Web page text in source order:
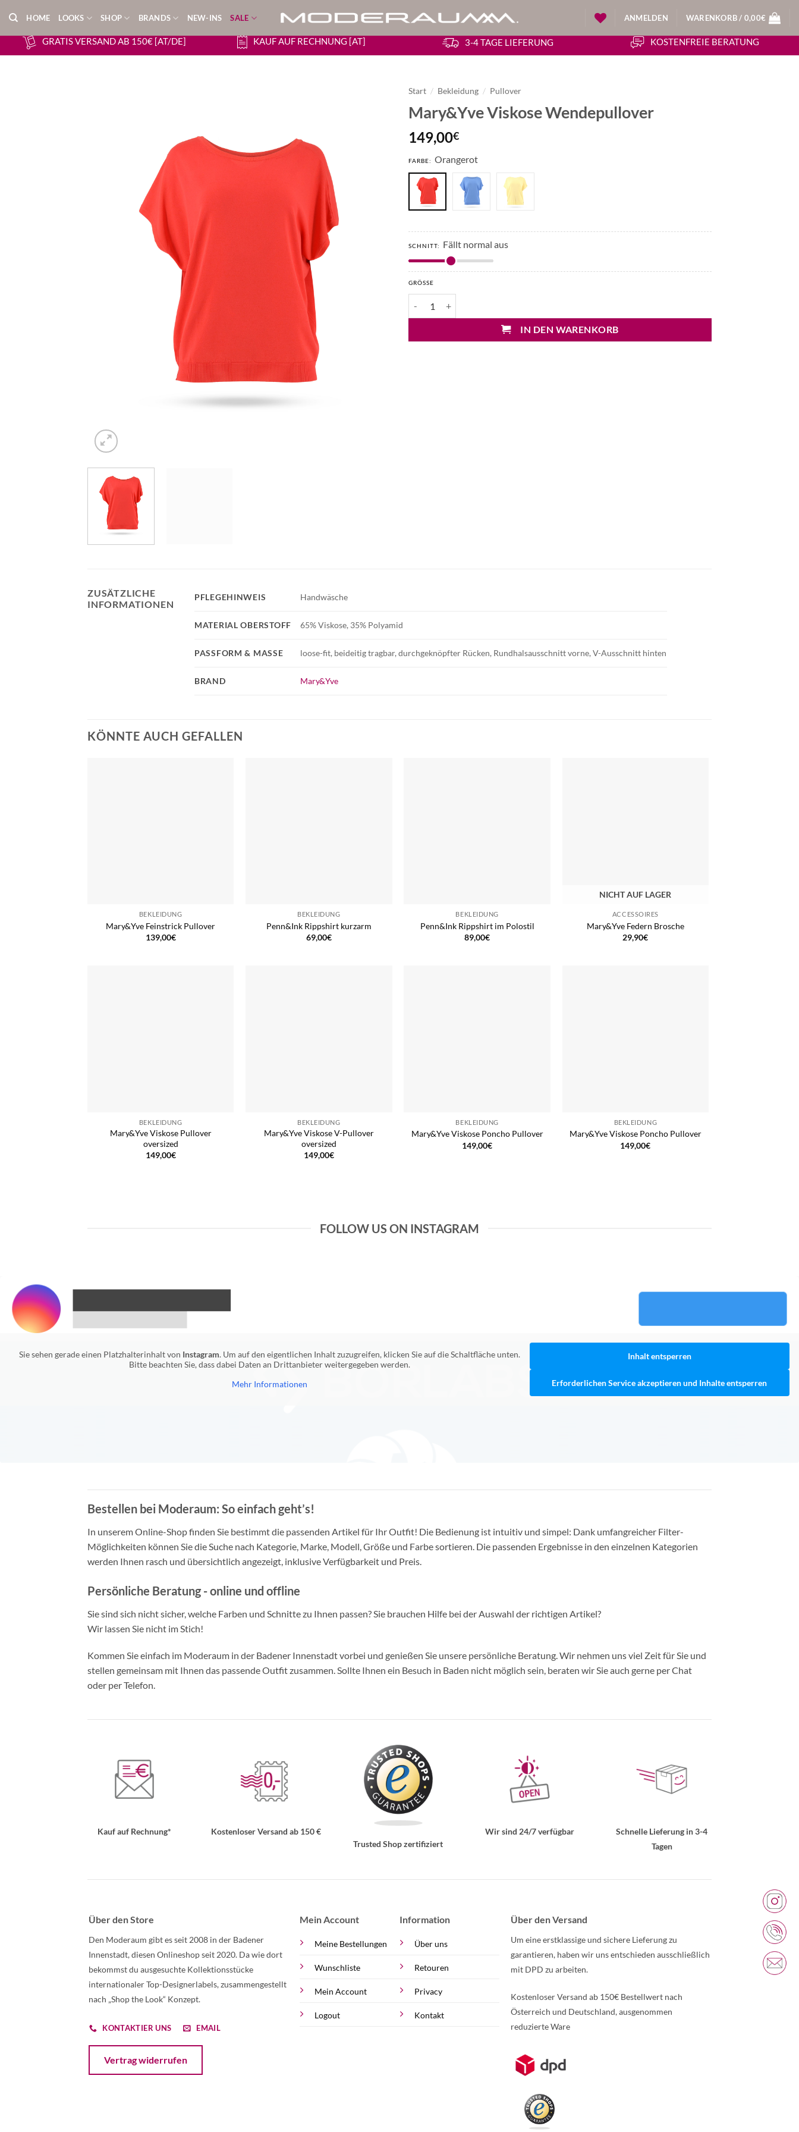
Inhalt
springen
HOME LOOKS SHOP BRANDS NEW-INS SALE ANMELDEN WARENKORB / 0,00€
GRATIS VERSAND AB 150€ [AT/DE] KAUF AUF RECHNUNG [AT] 3-4 TAGE LIEFERUNG KOSTENFREIE BERATUNG
Start / Bekleidung / Pullover
Mary&Yve Viskose Wendepullover
149,00€
FARBE: Orangerot
SCHNITT: Fällt normal aus
GRÖSSE
IN DEN WARENKORB
ZUSÄTZLICHE
INFORMATIONEN
BRAND Mary&Yve
PFLEGEHINWEIS Handwäsche
MATERIAL OBERSTOFF 65% Viskose, 35% Polyamid
PASSFORM & MASSE loose-fit, beideitig tragbar, durchgeknöpfter Rücken, Rundhalsausschnitt vorne, V-Ausschnitt hinten
KÖNNTE AUCH GEFALLEN
BEKLEIDUNG
Mary&Yve Feinstrick Pullover
139,00€
BEKLEIDUNG
Penn&Ink Rippshirt kurzarm
69,00€
BEKLEIDUNG
Penn&Ink Rippshirt im Polostil
89,00€
NICHT AUF LAGER
ACCESSOIRES
Mary&Yve Federn Brosche
29,90€
BEKLEIDUNG
Mary&Yve Viskose Pullover
oversized
149,00€
BEKLEIDUNG
Mary&Yve Viskose V-Pullover
oversized
149,00€
BEKLEIDUNG
Mary&Yve Viskose Poncho Pullover
149,00€
BEKLEIDUNG
Mary&Yve Viskose Poncho Pullover
149,00€
FOLLOW US ON INSTAGRAM
Sie sehen gerade einen Platzhalterinhalt von Instagram. Um auf den eigentlichen Inhalt zuzugreifen, klicken Sie auf die Schaltfläche unten.
Bitte beachten Sie, dass dabei Daten an Drittanbieter weitergegeben werden.
Mehr Informationen
Inhalt entsperren
Erforderlichen Service akzeptieren und Inhalte entsperren
Bestellen bei Moderaum: So einfach geht’s!
In unserem Online-Shop finden Sie bestimmt die passenden Artikel für Ihr Outfit! Die Bedienung ist intuitiv und simpel: Dank umfangreicher Filter-
Möglichkeiten können Sie die Suche nach Kategorie, Marke, Modell, Größe und Farbe sortieren. Die passenden Ergebnisse in den einzelnen Kategorien
werden Ihnen rasch und übersichtlich angezeigt, inklusive Verfügbarkeit und Preis.
Persönliche Beratung - online und offline
Sie sind sich nicht sicher, welche Farben und Schnitte zu Ihnen passen? Sie brauchen Hilfe bei der Auswahl der richtigen Artikel?
Wir lassen Sie nicht im Stich!
Kommen Sie einfach im Moderaum in der Badener Innenstadt vorbei und genießen Sie unsere persönliche Beratung. Wir nehmen uns viel Zeit für Sie und
stellen gemeinsam mit Ihnen das passende Outfit zusammen. Sollte Ihnen ein Besuch in Baden nicht möglich sein, beraten wir Sie auch gerne per Chat
oder per Telefon.
Kauf auf Rechnung*
Kostenloser Versand ab 150 €
Trusted Shop zertifiziert
Wir sind 24/7 verfügbar
Schnelle Lieferung in 3-4
Tagen
Über den Store
Den Moderaum gibt es seit 2008 in der Badener
Innenstadt, diesen Onlineshop seit 2020. Da wie dort
bekommst du ausgesuchte Kollektionsstücke
internationaler Top-Designerlabels, zusammengestellt
nach „Shop the Look“ Konzept.
KONTAKTIER UNS EMAIL
Vertrag widerrufen
Mein Account
Meine Bestellungen
Wunschliste
Mein Account
Logout
Information
Über uns
Retouren
Privacy
Kontakt
Über den Versand
Um eine erstklassige und sichere Lieferung zu
garantieren, haben wir uns entschieden ausschließlich
mit DPD zu arbeiten.
Kostenloser Versand ab 150€ Bestellwert nach
Österreich und Deutschland, ausgenommen
reduzierte Ware
Weitere Informationen über den gesperrten Inhalt.